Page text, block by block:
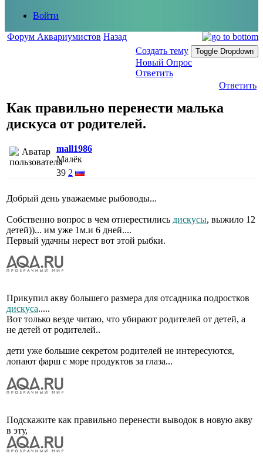
Войти
Форум Аквариумистов Назад
Создать тему
Toggle Dropdown
Новый Опрос
Ответить
Ответить
Как правильно перенести малька
дискуса от родителей.
mall1986
Малёк
39 2
Добрый день уважаемые рыбоводы...
Собственно вопрос в чем отнерестились дискусы, выжило 12
детей))... им уже 1м.и 6 дней....
Первый удачны нерест вот этой рыбки.
Прикупил акву большего размера для отсадника подростков
дискуса.....
Вот только везде читаю, что убирают родителей от детей, а
не детей от родителей..
дети уже большие секретом родителей не интересуются,
лопают фарш с море продуктов за глаза...
Подскажите как правильно перенести выводок в новую акву
в эту,